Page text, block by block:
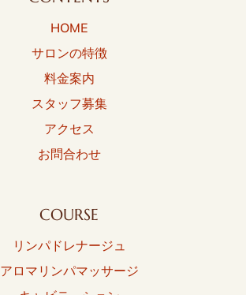
HOME
サロンの特徴
料金案内
スタッフ募集
アクセス
お問合わせ
COURSE
リンパドレナージュ
アロマリンパマッサージ